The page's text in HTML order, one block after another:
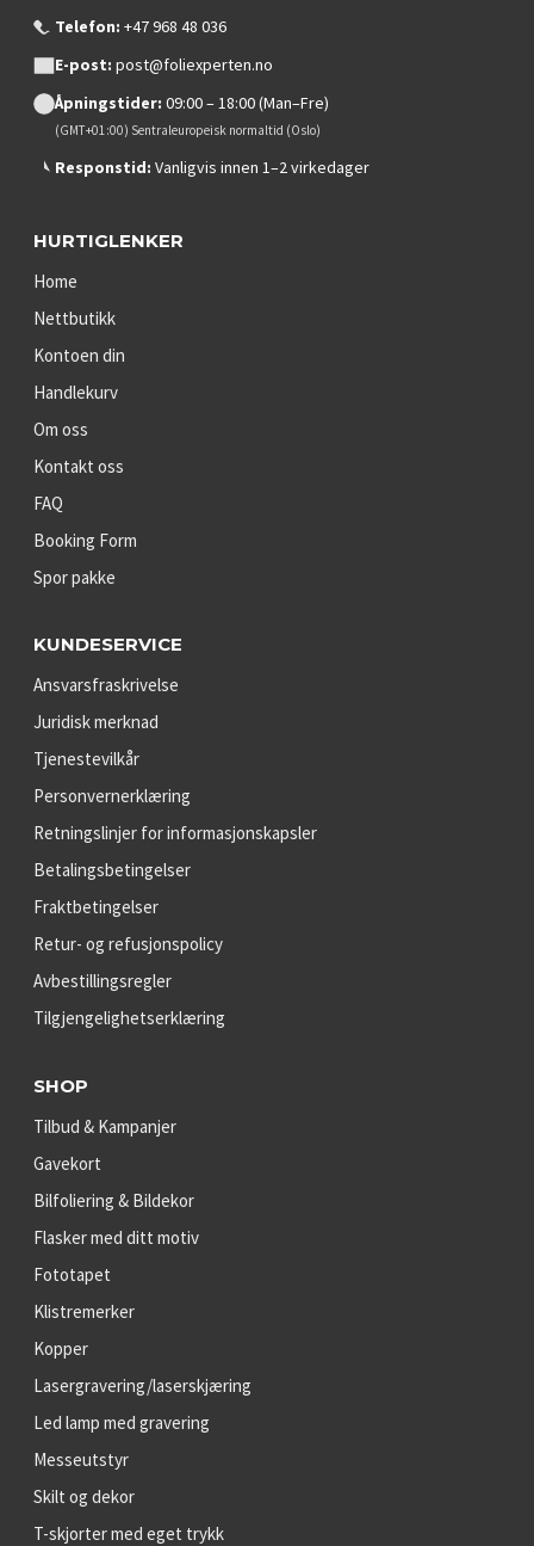
Telefon: +47 968 48 036
E-post: post@foliexperten.no
Åpningstider: 09:00 – 18:00 (Man–Fre)
(GMT+01:00) Sentraleuropeisk normaltid (Oslo)
Responstid: Vanligvis innen 1–2 virkedager
HURTIGLENKER
Home
Nettbutikk
Kontoen din
Handlekurv
Om oss
Kontakt oss
FAQ
Booking Form
Spor pakke
KUNDESERVICE
Ansvarsfraskrivelse
Juridisk merknad
Tjenestevilkår
Personvernerklæring
Retningslinjer for informasjonskapsler
Betalingsbetingelser
Fraktbetingelser
Retur- og refusjonspolicy
Avbestillingsregler
Tilgjengelighetserklæring
SHOP
Tilbud & Kampanjer
Gavekort
Bilfoliering & Bildekor
Flasker med ditt motiv
Fototapet
Klistremerker
Kopper
Lasergravering/laserskjæring
Led lamp med gravering
Messeutstyr
Skilt og dekor
T-skjorter med eget trykk